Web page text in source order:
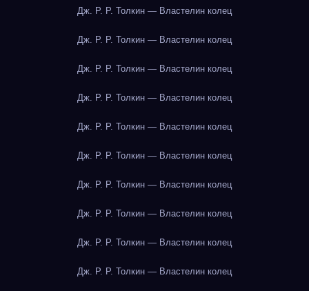
Дж. Р. Р. Толкин — Властелин колец
Дж. Р. Р. Толкин — Властелин колец
Дж. Р. Р. Толкин — Властелин колец
Дж. Р. Р. Толкин — Властелин колец
Дж. Р. Р. Толкин — Властелин колец
Дж. Р. Р. Толкин — Властелин колец
Дж. Р. Р. Толкин — Властелин колец
Дж. Р. Р. Толкин — Властелин колец
Дж. Р. Р. Толкин — Властелин колец
Дж. Р. Р. Толкин — Властелин колец